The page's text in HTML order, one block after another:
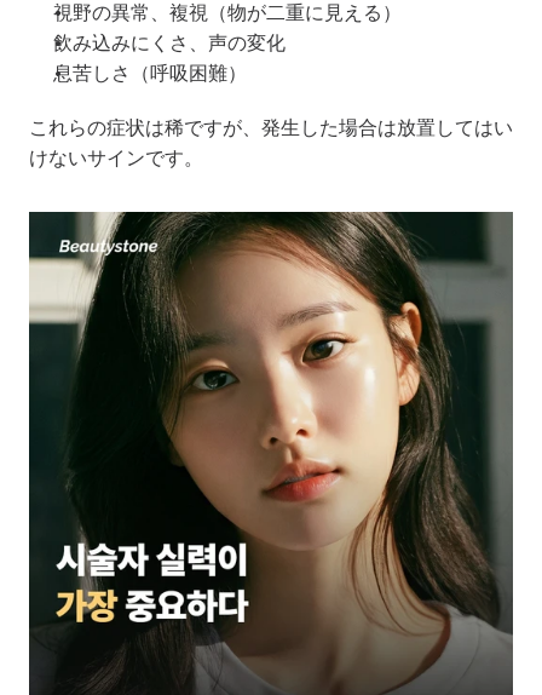
視野の異常、複視（物が二重に見える）
飲み込みにくさ、声の変化
息苦しさ（呼吸困難）
これらの症状は稀ですが、発生した場合は放置してはい
けないサインです。